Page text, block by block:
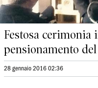
Festosa
pensionamento
28 gennaio 2016 02:36